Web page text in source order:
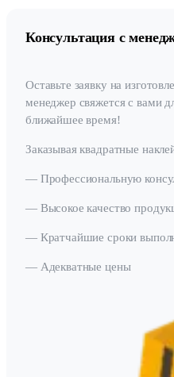
Консультация с
Оставьте заявку на
менеджер свяжется с вами
ближайшее время!
Заказывая квадратные
— Профессиональную
— Высокое качество
— Кратчайшие сроки
— Адекватные цены